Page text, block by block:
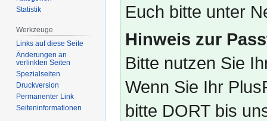
Euch bitte unter
Hinweis zur
Bitte nutzen Sie
Wenn Sie Ihr
bitte DORT bis
Statistik
Werkzeuge
Links auf diese Seite
Änderungen an
verlinkten Seiten
Spezialseiten
Druckversion
Permanenter Link
Seiten­­informationen